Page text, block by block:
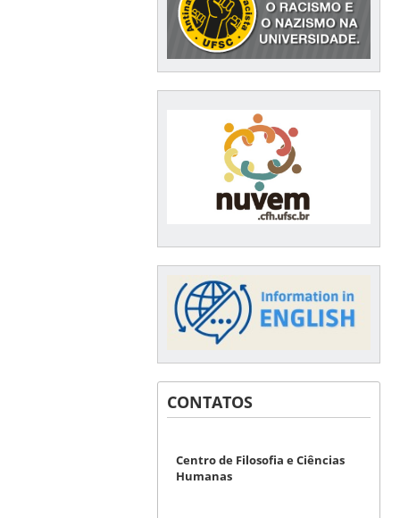
CONTATOS
Centro de Filosofia e Ciências
Humanas